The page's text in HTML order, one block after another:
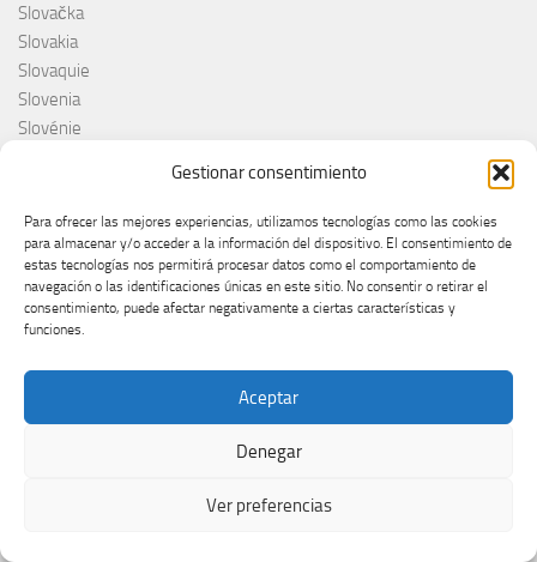
Gestionar consentimiento
Para ofrecer las mejores experiencias, utilizamos tecnologías como las cookies
para almacenar y/o acceder a la información del dispositivo. El consentimiento de
estas tecnologías nos permitirá procesar datos como el comportamiento de
navegación o las identificaciones únicas en este sitio. No consentir o retirar el
consentimiento, puede afectar negativamente a ciertas características y
funciones.
Aceptar
Denegar
Ver preferencias
Slovačka
Slovakia
Slovaquie
Slovenia
Slovénie
Söngvakeppnin
Søren Torpeggard Lund
Spagna
Spain
Španija
Srbija